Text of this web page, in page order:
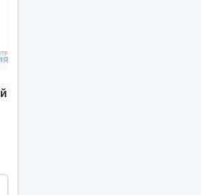
ещё